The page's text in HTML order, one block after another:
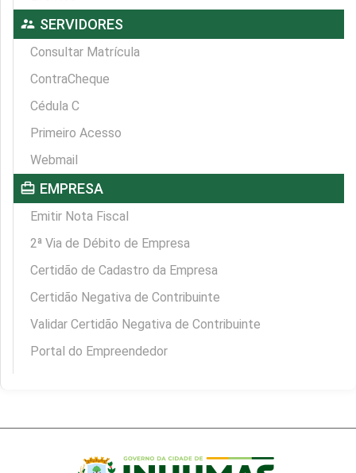
supervisor_account SERVIDORES
Consultar Matrícula
ContraCheque
Cédula C
Primeiro Acesso
Webmail
card_travel EMPRESA
Emitir Nota Fiscal
2ª Via de Débito de Empresa
Certidão de Cadastro da Empresa
Certidão Negativa de Contribuinte
Validar Certidão Negativa de Contribuinte
Portal do Empreendedor